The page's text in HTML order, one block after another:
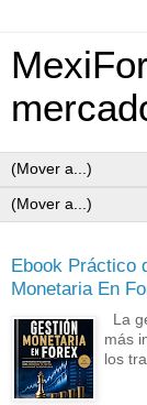
Ebook Práctico
Monetaria En
La
más
los